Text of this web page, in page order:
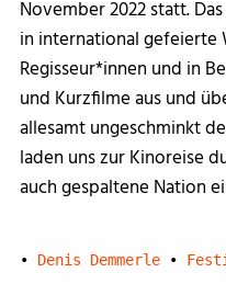
November 2022 statt.
in international gefeierte
Regisseur*innen und in
und Kurzfilme aus und
allesamt ungeschminkt
laden uns zur Kinoreise
auch gespaltene Nation
• Denis Demmerle •